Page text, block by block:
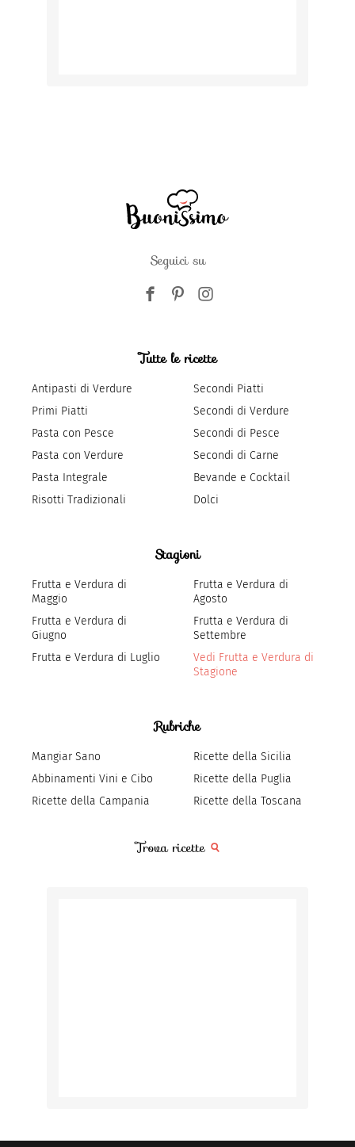
Seguici su
Tutte le ricette
Antipasti di Verdure
Primi Piatti
Pasta con Pesce
Pasta con Verdure
Pasta Integrale
Risotti Tradizionali
Secondi Piatti
Secondi di Verdure
Secondi di Pesce
Secondi di Carne
Bevande e Cocktail
Dolci
Stagioni
Frutta e Verdura di
Maggio
Frutta e Verdura di
Giugno
Frutta e Verdura di Luglio
Frutta e Verdura di
Agosto
Frutta e Verdura di
Settembre
Vedi Frutta e Verdura di
Stagione
Rubriche
Mangiar Sano
Abbinamenti Vini e Cibo
Ricette della Campania
Ricette della Sicilia
Ricette della Puglia
Ricette della Toscana
Trova ricette